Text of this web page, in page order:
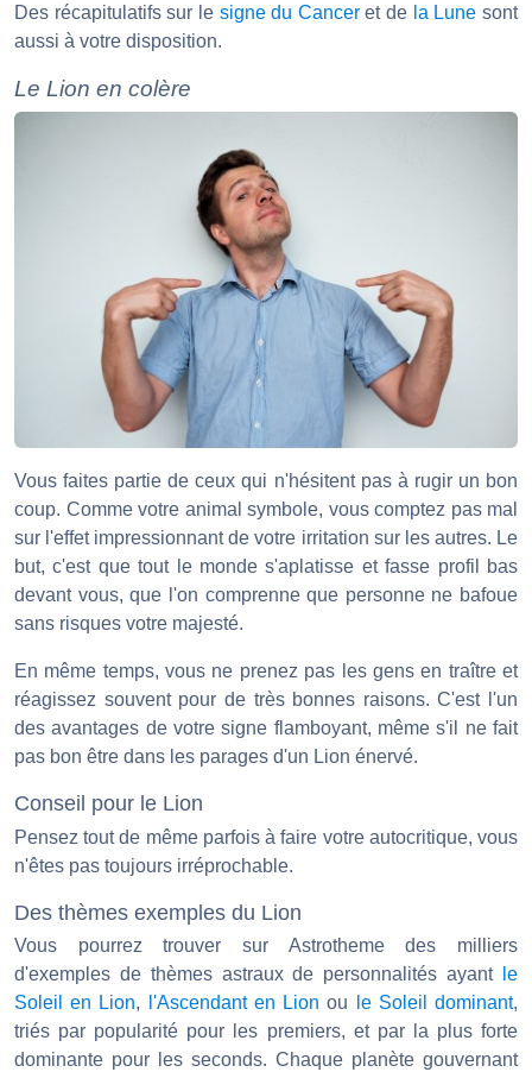
Des récapitulatifs sur le signe du Canceret de la Lune sont
aussi à votre disposition.
Le Lion en colère
Vous faites partie de ceux qui n'hésitent pas à rugir un bon
coup. Comme votre animal symbole, vous comptez pas mal
sur l'effet impressionnant de votre irritation sur les autres. Le
but, c'est que tout le monde s'aplatisse et fasse profil bas
devant vous, que l'on comprenne que personne ne bafoue
sans risques votre majesté.
En même temps, vous ne prenez pas les gens en traître et
réagissez souvent pour de très bonnes raisons. C'est l'un
des avantages de votre signe flamboyant, même s'il ne fait
pas bon être dans les parages d'un Lion énervé.
Conseil pour le Lion
Pensez tout de même parfois à faire votre autocritique, vous
n'êtes pas toujours irréprochable.
Des thèmes exemples du Lion
Vous pourrez trouver sur Astrotheme des milliers
d'exemples de thèmes astraux de personnalités ayant
le
Soleil en Lion, l'Ascendant en Lion ou le Soleil dominant,
triés par popularité pour les premiers, et par la plus forte
dominante pour les seconds. Chaque planète gouvernant